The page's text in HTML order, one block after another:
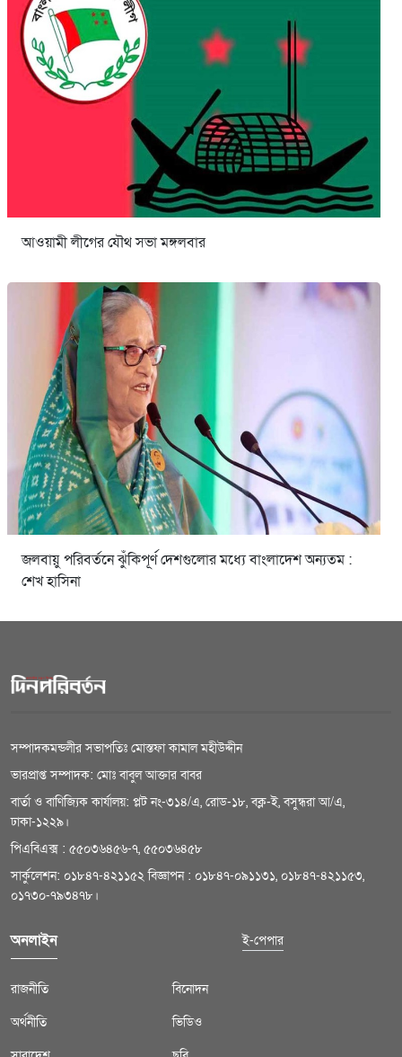
আওয়ামী লীগের যৌথ সভা মঙ্গলবার
জলবায়ু পরিবর্তনে ঝুঁকিপূর্ণ দেশগুলোর মধ্যে বাংলাদেশ অন্যতম :
শেখ হাসিনা
সম্পাদকমন্ডলীর সভাপতিঃ মোস্তফা কামাল মহীউদ্দীন
ভারপ্রাপ্ত সম্পাদক: মোঃ বাবুল আক্তার বাবর
বার্তা ও বাণিজ্যিক কার্যালয়: প্লট নং-৩১৪/এ, রোড-১৮, বক্ল-ই, বসুন্ধরা আ/এ,
ঢাকা-১২২৯।
পিএবিএক্স : ৫৫০৩৬৪৫৬-৭, ৫৫০৩৬৪৫৮
সার্কুলেশন: ০১৮৪৭-৪২১১৫২ বিজ্ঞাপন : ০১৮৪৭-০৯১১৩১, ০১৮৪৭-৪২১১৫৩,
০১৭৩০-৭৯৩৪৭৮।
অনলাইন ই-পেপার
রাজনীতি
অর্থনীতি
বিনোদন
ভিডিও